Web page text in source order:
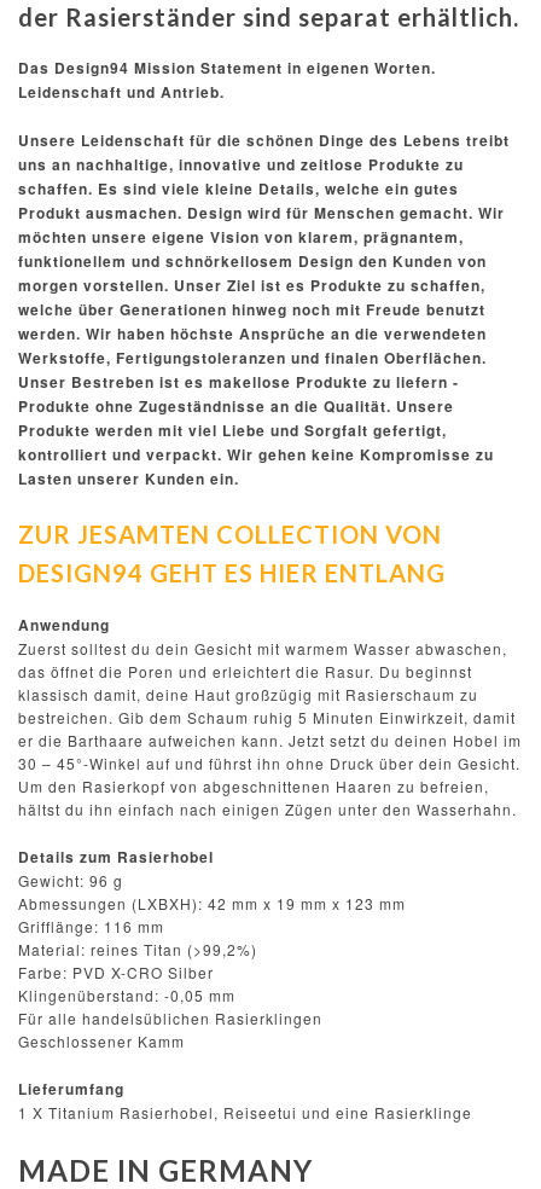
der Rasierständer sind separat erhältlich.
Das Design94 Mission Statement in eigenen Worten.
Leidenschaft und Antrieb.
Unsere Leidenschaft für die schönen Dinge des Lebens treibt
uns an nachhaltige, innovative und zeitlose Produkte zu
schaffen. Es sind viele kleine Details, welche ein gutes
Produkt ausmachen. Design wird für Menschen gemacht. Wir
möchten unsere eigene Vision von klarem, prägnantem,
funktionellem und schnörkellosem Design den Kunden von
morgen vorstellen. Unser Ziel ist es Produkte zu schaffen,
welche über Generationen hinweg noch mit Freude benutzt
werden. Wir haben höchste Ansprüche an die verwendeten
Werkstoffe, Fertigungstoleranzen und finalen Oberflächen.
Unser Bestreben ist es makellose Produkte zu liefern -
Produkte ohne Zugeständnisse an die Qualität. Unsere
Produkte werden mit viel Liebe und Sorgfalt gefertigt,
kontrolliert und verpackt. Wir gehen keine Kompromisse zu
Lasten unserer Kunden ein.
ZUR JESAMTEN COLLECTION VON
DESIGN94 GEHT ES HIER ENTLANG
Anwendung
Zuerst solltest du dein Gesicht mit warmem Wasser abwaschen,
das öffnet die Poren und erleichtert die Rasur. Du beginnst
klassisch damit, deine Haut großzügig mit Rasierschaum zu
bestreichen. Gib dem Schaum ruhig 5 Minuten Einwirkzeit, damit
er die Barthaare aufweichen kann. Jetzt setzt du deinen Hobel im
30 – 45°-Winkel auf und führst ihn ohne Druck über dein Gesicht.
Um den Rasierkopf von abgeschnittenen Haaren zu befreien,
hältst du ihn einfach nach einigen Zügen unter den Wasserhahn.
Details zum Rasierhobel
Gewicht: 96 g
Abmessungen (LXBXH): 42 mm x 19 mm x 123 mm
Grifflänge: 116 mm
Material: reines Titan (>99,2%)
Farbe: PVD X-CRO Silber
Klingenüberstand: -0,05 mm
Für alle handelsüblichen Rasierklingen
Geschlossener Kamm
Lieferumfang
1 X Titanium Rasierhobel, Reiseetui und eine Rasierklinge
MADE IN GERMANY